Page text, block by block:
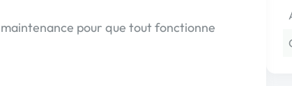
pour que tout fonctionne